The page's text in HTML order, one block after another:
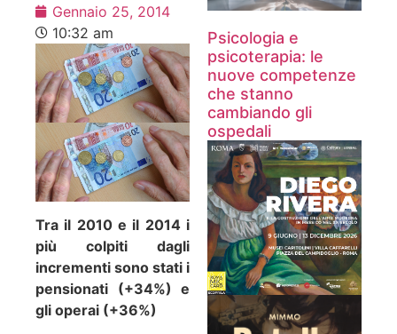
Gennaio 25, 2014
10:32 am
Tra il 2010 e il 2014 i
più colpiti dagli
incrementi sono stati i
pensionati (+34%) e
gli operai (+36%)
Psicologia e
psicoterapia: le
nuove competenze
che stanno
cambiando gli
ospedali